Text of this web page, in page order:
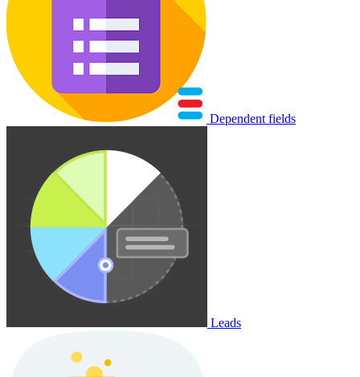
Dependent fields
Leads